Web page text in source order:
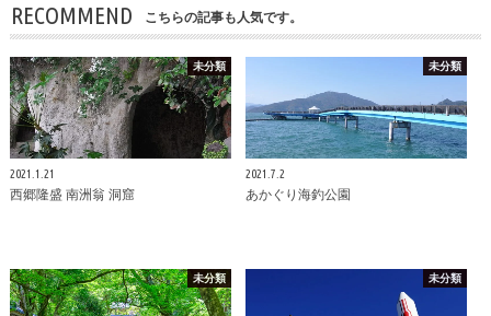
RECOMMEND こちらの記事も人気です。
未分類
2021.1.21
西郷隆盛 南洲翁 洞窟
未分類
2021.7.2
あかぐり海釣公園
未分類 未分類